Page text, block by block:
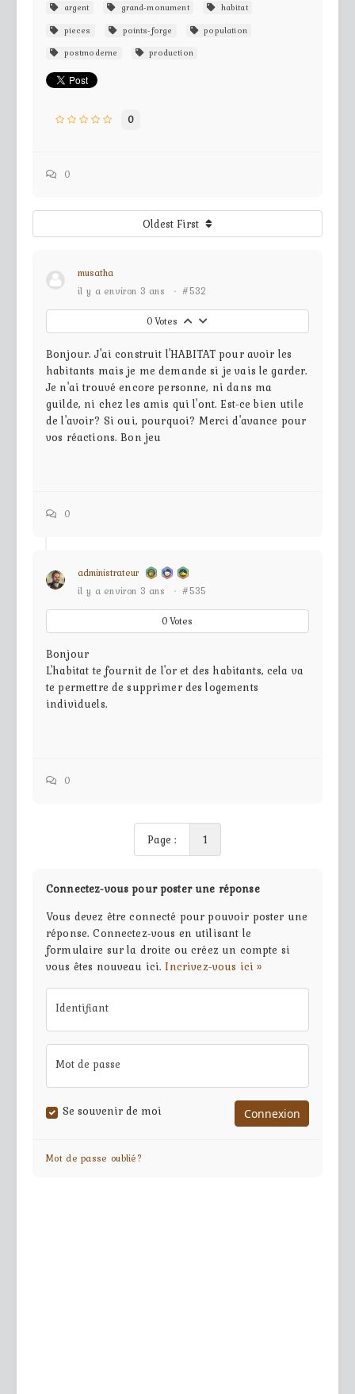
argent grand-monument
habitat
pieces
points-forge
population
postmoderne
production
0
0
Oldest First
musatha
il y a environ 3 ans
· #532
0Votes
Bonjour. J'ai construit l'HABITAT pour avoir les
habitants mais je me demande si je vais le garder.
Je n'ai trouvé encore personne, ni dans ma
guilde, ni chez les amis qui l'ont. Est-ce bien utile
de l'avoir? Si oui, pourquoi? Merci d'avance pour
vos réactions. Bon jeu
0
administrateur
il y a environ 3 ans
· #535
0Votes
Bonjour
L'habitat te fournit de l'or et des habitants, cela va
te permettre de supprimer des logements
individuels.
0
Page : 1
Connectez-vous pour poster une réponse
Vous devez être connecté pour pouvoir poster une
réponse. Connectez-vous en utilisant le
formulaire sur la droite ou créez un compte si
vous êtes nouveau ici.Incrivez-vous ici »
Identifiant
Mot de passe
Se souvenir de moi
Mot de passe oublié?